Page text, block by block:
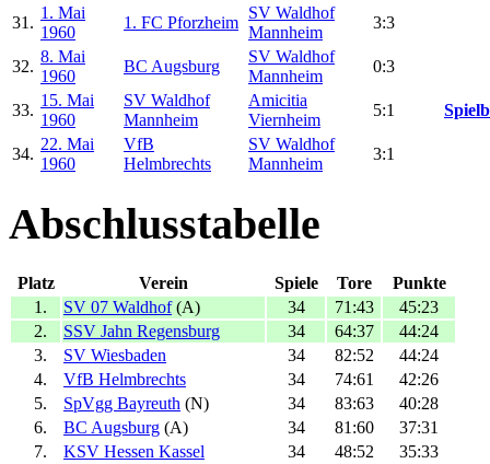
31.
1. Mai
1960
1. FC Pforzheim
SV Waldhof
Mannheim
3:3
32.
8. Mai
1960
BC Augsburg
SV Waldhof
Mannheim
0:3
33.
15. Mai
1960
SV Waldhof
Mannheim
Amicitia
Viernheim
5:1
34.
22. Mai
1960
VfB
Helmbrechts
SV Waldhof
Mannheim
3:1
Abschlusstabelle
Platz Verein Spiele Tore
Punkte
1.
SV 07 Waldhof(A) 34 71:43
45:23
2.
SSV Jahn Regensburg 34 64:37
44:24
3.
SV Wiesbaden 34 82:52
44:24
4.
VfB Helmbrechts 34 74:61
42:26
5.
SpVgg Bayreuth (N) 34 83:63
40:28
6.
BC Augsburg (A) 34 81:60
37:31
7.
KSV Hessen Kassel 34 48:52
35:33